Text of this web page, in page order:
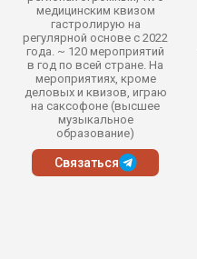
медицинским квизом
гастролирую на
регулярной основе с 2022
года. ~ 120 мероприятий
в год по всей стране. На
мероприятиях, кроме
деловых и квизов, играю
на саксофоне (высшее
музыкальное
образование)
Связаться